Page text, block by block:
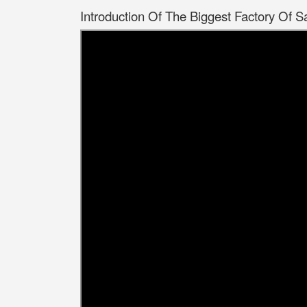
Introduction Of The Biggest Factory Of